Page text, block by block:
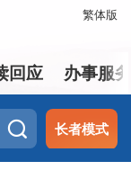
繁体版
回应 办事服
长者模式